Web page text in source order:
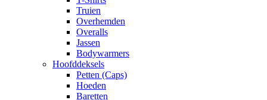
Truien
Overhemden
Overalls
Jassen
Bodywarmers
Hoofddeksels
Petten (Caps)
Hoeden
Baretten